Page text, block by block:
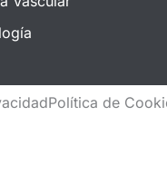
Política de